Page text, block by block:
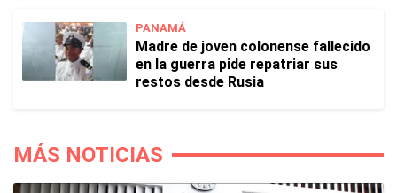
PANAMÁ
Madre de joven colonense fallecido
en la guerra pide repatriar sus
restos desde Rusia
MÁS NOTICIAS